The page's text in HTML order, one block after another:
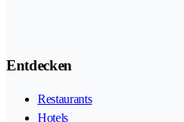
Entdecken
Restaurants
Hotels